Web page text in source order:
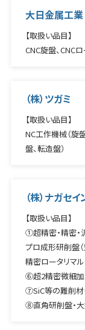
大日金属工業
【取扱い品目】
CNC旋盤、CNC
（株）ツガミ
【取扱い品目】
NC工作機械（旋
盤、転造盤）
（株）ナガセ
【取扱い品目】
①超精密・精密
プロ成形研削盤
精密ロータリマ
⑥超2精密微細加
⑦SiC等の難削材
⑧直角研削盤・